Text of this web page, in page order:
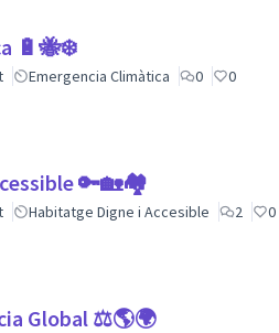
🔋🐝❄️
Emergencia Climàtica 0 0
🔑🏡🏘
Habitatge Digne i Accesible 2 0
Global ⚖️🌎🌍